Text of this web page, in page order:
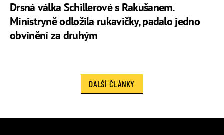
Drsná válka Schillerové s Rakušanem.
Ministryně odložila rukavičky, padalo jedno
obvinění za druhým
DALŠÍ ČLÁNKY